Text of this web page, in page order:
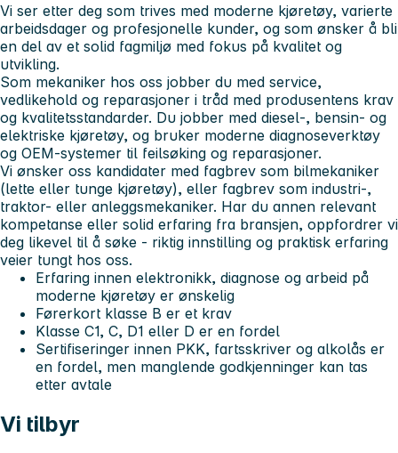
Vi ser etter deg som trives med moderne kjøretøy, varierte
arbeidsdager og profesjonelle kunder, og som ønsker å bli
en del av et solid fagmiljø med fokus på kvalitet og
utvikling.
Som mekaniker hos oss jobber du med service,
vedlikehold og reparasjoner i tråd med produsentens krav
og kvalitetsstandarder. Du jobber med diesel-, bensin- og
elektriske kjøretøy, og bruker moderne diagnoseverktøy
og OEM-systemer til feilsøking og reparasjoner.
Vi ønsker oss kandidater med fagbrev som bilmekaniker
(lette eller tunge kjøretøy), eller fagbrev som industri-,
traktor- eller anleggsmekaniker. Har du annen relevant
kompetanse eller solid erfaring fra bransjen, oppfordrer vi
deg likevel til å søke - riktig innstilling og praktisk erfaring
veier tungt hos oss.
Erfaring innen elektronikk, diagnose og arbeid på
moderne kjøretøy er ønskelig
Førerkort klasse B er et krav
Klasse C1, C, D1 eller D er en fordel
Sertifiseringer innen PKK, fartsskriver og alkolås er
en fordel, men manglende godkjenninger kan tas
etter avtale
Vi tilbyr